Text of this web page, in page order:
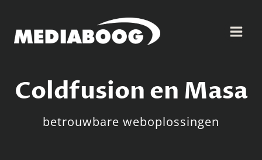
inhoud
Coldfusion en Masa
betrouwbare weboplossingen